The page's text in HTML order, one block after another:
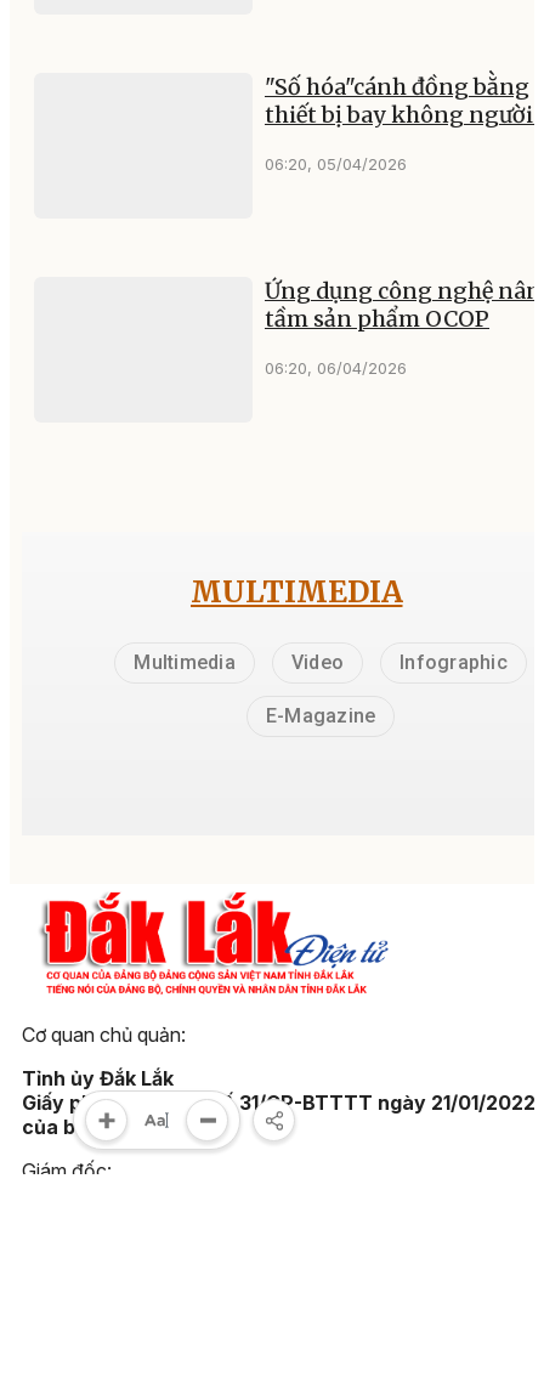
"Số hóa"cánh đồng bằng
thiết bị bay không người
06:20, 05/04/2026
Ứng dụng công nghệ
tầm sản phẩm OCOP
06:20, 06/04/2026
MULTIMEDIA
Multimedia Video Infographic
E-Magazine
Cơ quan chủ quản:
Tỉnh ủy Đắk Lắk
Giấy phép xuất bản số 31/GP-BTTTT ngày 21/01/2022
của bộ TT-TT
Giám đốc: